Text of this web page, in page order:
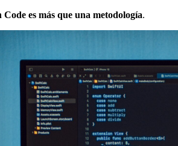
Code es más que una metodología.